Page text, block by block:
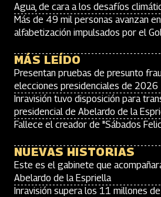
Agua, de cara a los desafíos
Más de 49 mil personas avanzan
alfabetización impulsados por el
MÁS LEÍDO
Presentan pruebas de presunto
elecciones presidenciales de 2026
Inravisión tuvo disposición para
presidencial de Abelardo de la
Fallece el creador de "Sábados
NUEVAS HISTORIAS
Este es el gabinete que
Abelardo de la Espriella
Inravisión supera los 11 millones